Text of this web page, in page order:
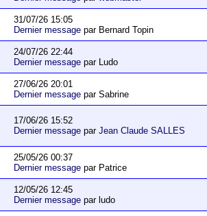
31/07/26 15:05
Dernier message par Bernard Topin
24/07/26 22:44
Dernier message par Ludo
27/06/26 20:01
Dernier message par Sabrine
17/06/26 15:52
Dernier message parJean Claude SALLES
25/05/26 00:37
Dernier message par Patrice
12/05/26 12:45
Dernier message par ludo